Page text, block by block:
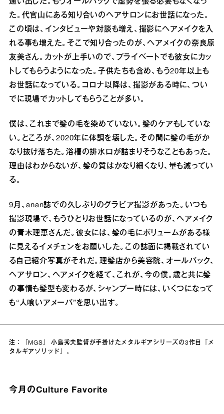
通い出した。もうオールバックで虚勢を張る必要もなくなっ
た。代官山にある知り合いのヘアサロンにお世話になった。
この頃は、インタビューや対談も増え、撮影にヘアメイクを入
れる事も増えた。そこで知り合ったのが、ヘアメイクの奈良原
友美さん。カットが上手いので、プライベートでも彼女にカッ
トしてもらうようになった。子供たちも含め、もう20年以上も
お世話になっている。コロナ以降は、撮影がある時に、つい
でに現場でカットしてもらうことが多い。
僕は、これまで髪の毛を染めていない。髪のケアもしていな
い。ところが、2020年に体調を壊した。その間に髪の毛がか
なり抜け落ちた。浴槽の排水口が詰まりそうなこともあった。
理由はわからないが、髪の質はかなり細くなり、量も減ってい
る。
9月、anan誌での久しぶりのグラビア撮影があった。いつも
撮影現場で、もうひとりお世話になっているのが、ヘアメイク
の青木理恵さんだ。彼女には、髪の毛にボリュームがある様
に見えるイメチェンをお願いした。この誌面に掲載されてい
る自己紹介写真がそれだ。理髪店から美容院、オールバック、
ヘアサロン、ヘアメイクを経て、これが、今の僕。歳と共に髪
の事情も髪型も変わるが、シャンプー時には、いくつになって
も“人喰いアメーバ”を思い出す。
注：『MGS』 小島秀夫監督が手掛けたメタルギアシリーズの3作目『メ
タルギアソリッド』。
今月のCulture Favorite